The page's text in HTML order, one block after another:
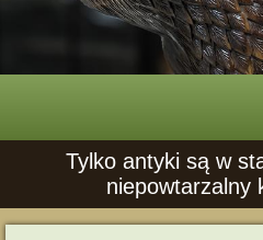
Tylko antyki są w
niepowtarzalny